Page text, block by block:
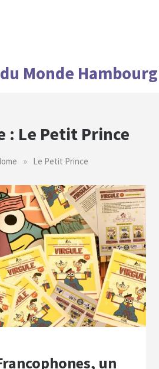
Monde Hambourg
: Le Petit Prince
» Le Petit Prince
un